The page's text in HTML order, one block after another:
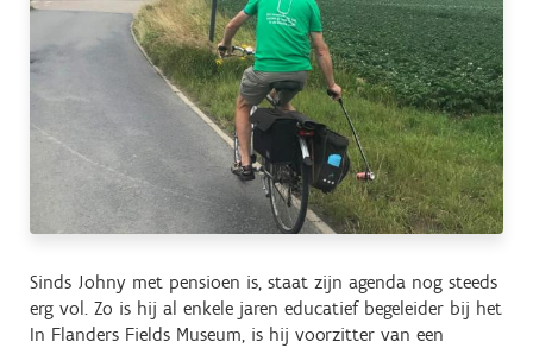
Sinds Johny met pensioen is, staat zijn agenda nog steeds
erg vol. Zo is hij al enkele jaren educatief begeleider bij het
In Flanders Fields Museum, is hij voorzitter van een